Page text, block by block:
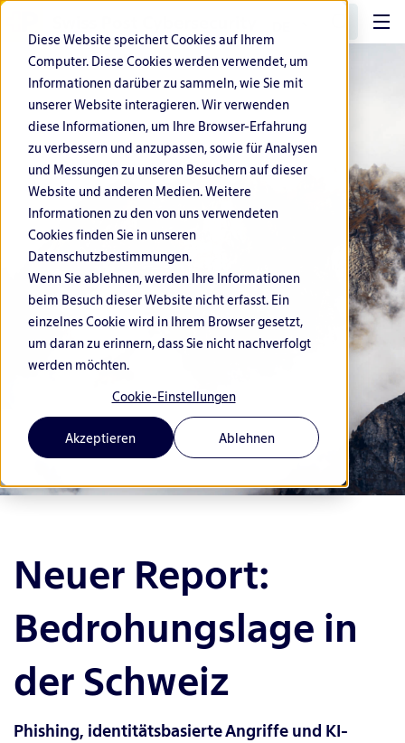
Diese Website speichert Cookies auf Ihrem
Computer. Diese Cookies werden verwendet, um
Informationen darüber zu sammeln, wie Sie mit
unserer Website interagieren. Wir verwenden
diese Informationen, um Ihre Browser-Erfahrung
zu verbessern und anzupassen, sowie für Analysen
und Messungen zu unseren Besuchern auf dieser
Website und anderen Medien. Weitere
Informationen zu den von uns verwendeten
Cookies finden Sie in unseren
Datenschutzbestimmungen.
Wenn Sie ablehnen, werden Ihre Informationen
beim Besuch dieser Website nicht erfasst. Ein
einzelnes Cookie wird in Ihrem Browser gesetzt,
um daran zu erinnern, dass Sie nicht nachverfolgt
werden möchten.
Cookie-Einstellungen
Akzeptieren Ablehnen
Neuer Report:
Bedrohungslage in
der Schweiz
Phishing, identitätsbasierte Angriffe und KI-